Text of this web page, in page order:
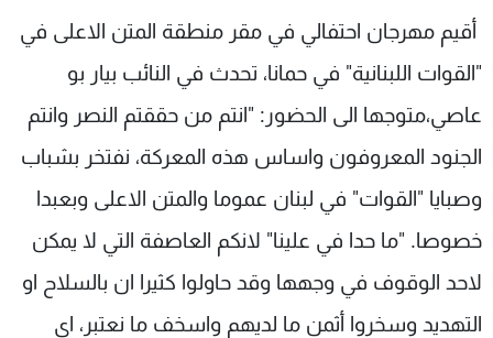
أقيم مهرجان احتفالي في مقر منطقة المتن الاعلى في
"القوات اللبنانية" في حمانا، تحدث في النائب بيار بو
عاصي،متوجها الى الحضور: "انتم من حققتم النصر وانتم
الجنود المعروفون واساس هذه المعركة، نفتخر بشباب
وصبايا "القوات" في لبنان عموما والمتن الاعلى وبعبدا
خصوصا. "ما حدا في علينا" لانكم العاصفة التي لا يمكن
لاحد الوقوف في وجهها وقد حاولوا كثيرا ان بالسلاح او
التهديد وسخروا أثمن ما لديهم واسخف ما نعتبر، اي
شاهد البرامج
الترددات
عن MTV
الإنـتـاج
لاعلاناتكم
وظائف
تواصل معنا
شروط الإسـتخدام
سياسة الخصوصية